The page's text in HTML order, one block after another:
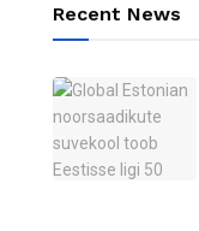
Recent News